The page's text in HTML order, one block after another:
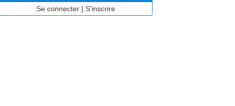
Se connecter | S'inscrire